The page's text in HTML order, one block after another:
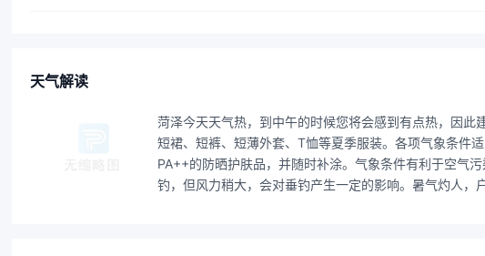
天气解读
菏泽今天天气热，到中午的时候您将会感到有点热，因
短裙、短裤、短薄外套、T恤等夏季服装。各项气象条件
PA++的防晒护肤品，并随时补涂。气象条件有利于空气
钓，但风力稍大，会对垂钓产生一定的影响。暑气灼人，